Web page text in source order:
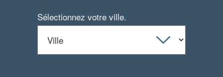
Sélectionnez votre ville.